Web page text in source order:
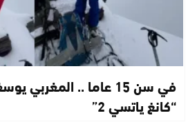
في سن 15 عاما ..
“كانغ ياتسي 2”